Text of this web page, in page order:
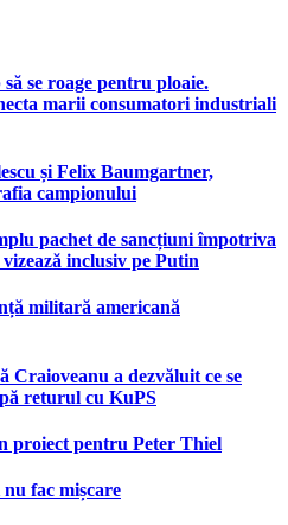
se roage pentru ploaie.
marii consumatori industriali
și Felix Baumgartner,
campionului
pachet de sancțiuni împotriva
inclusiv pe Putin
militară americană
Craioveanu a dezvăluit ce se
returul cu KuPS
proiect pentru Peter Thiel
fac mișcare